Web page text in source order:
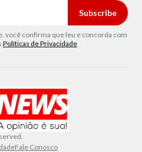
Subscribe
você confirma que leu e concorda com
Políticas de Privacidade
Fale Conosco